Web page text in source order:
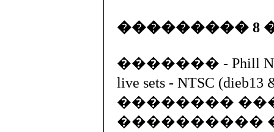
��������� 8
������� - Phill
live sets - NTSC
��������
����������